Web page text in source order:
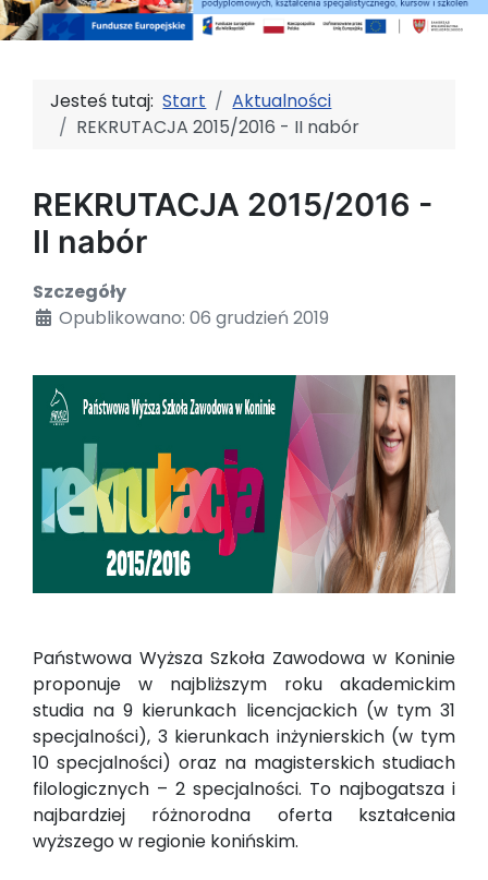
Jesteś tutaj:Start
Aktualności
REKRUTACJA 2015/2016 - II nabór
REKRUTACJA 2015/2016 -
II nabór
Szczegóły
Opublikowano: 06 grudzień 2019
Państwowa Wyższa Szkoła Zawodowa w Koninie
proponuje w najbliższym roku akademickim
studia na 9 kierunkach licencjackich (w tym 31
specjalności), 3 kierunkach inżynierskich (w tym
10 specjalności) oraz na magisterskich studiach
filologicznych – 2 specjalności. To najbogatsza i
najbardziej różnorodna oferta kształcenia
wyższego w regionie konińskim.